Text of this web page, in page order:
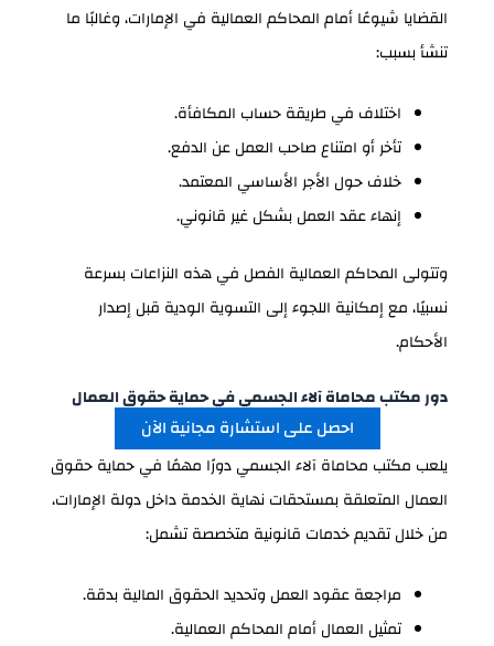
القضايا شيوعًا أمام المحاكم العمالية في الإمارات، وغالبًا ما
تنشأ بسبب:
اختلاف في طريقة حساب المكافأة.
تأخر أو امتناع صاحب العمل عن الدفع.
خلاف حول الأجر الأساسي المعتمد.
إنهاء عقد العمل بشكل غير قانوني.
وتتولى المحاكم العمالية الفصل في هذه النزاعات بسرعة
نسبيًا، مع إمكانية اللجوء إلى التسوية الودية قبل إصدار
الأحكام.
دور مكتب محاماة آلاء الجسمي في حماية حقوق العمال
احصل على استشارة مجانية الآن
يلعب مكتب محاماة آلاء الجسمي دورًا مهمًا في حماية حقوق
العمال المتعلقة بمستحقات نهاية الخدمة داخل دولة الإمارات،
من خلال تقديم خدمات قانونية متخصصة تشمل:
مراجعة عقود العمل وتحديد الحقوق المالية بدقة.
تمثيل العمال أمام المحاكم العمالية.